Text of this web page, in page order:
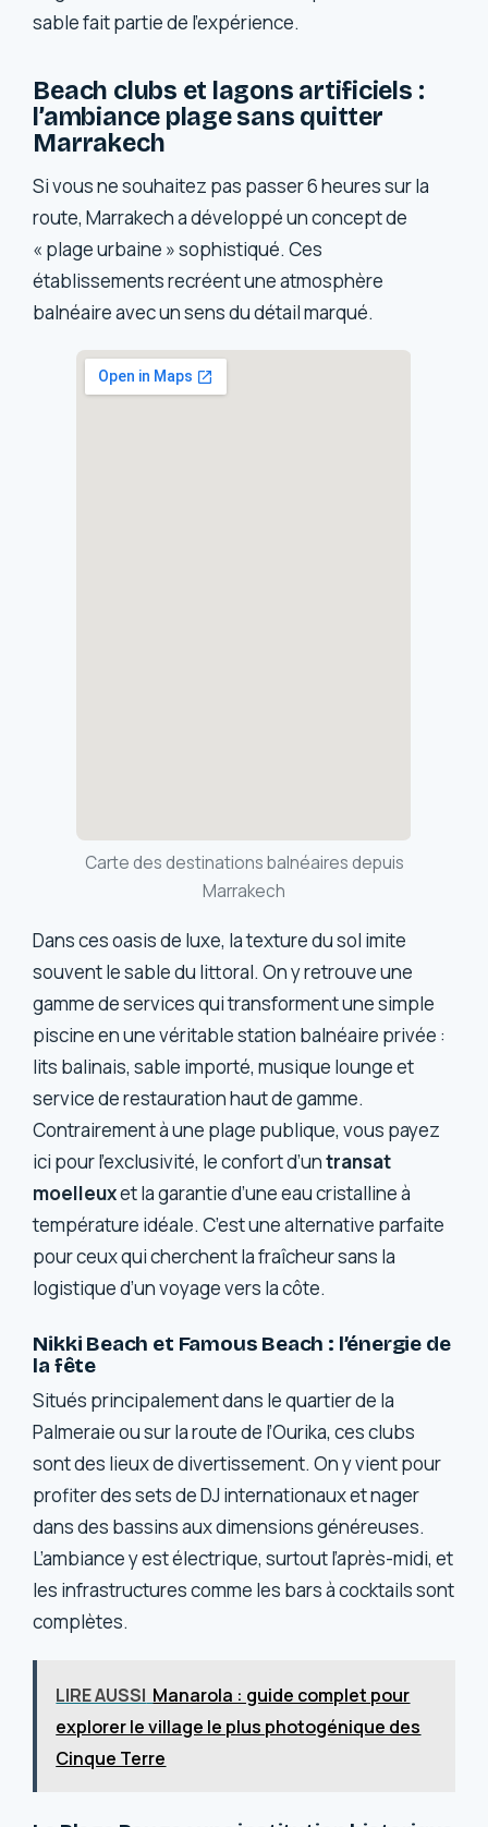
sable fait partie de l’expérience.
Beach clubs et lagons artificiels :
l’ambiance plage sans quitter
Marrakech
Si vous ne souhaitez pas passer 6 heures sur la
route, Marrakech a développé un concept de
« plage urbaine » sophistiqué. Ces
établissements recréent une atmosphère
balnéaire avec un sens du détail marqué.
Carte des destinations balnéaires depuis
Marrakech
Dans ces oasis de luxe, la texture du sol imite
souvent le sable du littoral. On y retrouve une
gamme de services qui transforment une simple
piscine en une véritable station balnéaire privée :
lits balinais, sable importé, musique lounge et
service de restauration haut de gamme.
Contrairement à une plage publique, vous payez
ici pour l’exclusivité, le confort d’untransat
moelleuxet la garantie d’une eau cristalline à
température idéale. C’est une alternative parfaite
pour ceux qui cherchent la fraîcheur sans la
logistique d’un voyage vers la côte.
Nikki Beach et Famous Beach : l’énergie de
la fête
Situés principalement dans le quartier de la
Palmeraie ou sur la route de l’Ourika, ces clubs
sont des lieux de divertissement. On y vient pour
profiter des sets de DJ internationaux et nager
dans des bassins aux dimensions généreuses.
L’ambiance y est électrique, surtout l’après-midi, et
les infrastructures comme les bars à cocktails sont
complètes.
LIRE AUSSI Manarola : guide complet pour
explorer le village le plus photogénique des
Cinque Terre